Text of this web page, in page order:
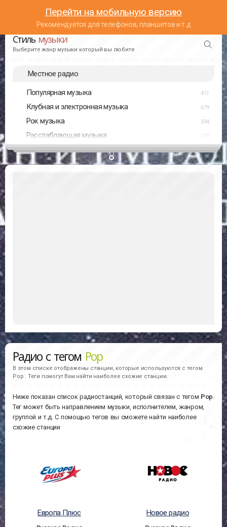
Перейти на мобильную версию
Рекомендуется для телефонов, планшетов и т.д
Стиль музыки
Выберите жанр музыки который вы любите
Местное радио
Популярная музыка 411
Клубная и электронная музыка 679
Рок музыка 334
Расслабляющая музыка
Радио с тегом Pop
В этом списке отображены станции, которые используются с тегом
Pop . Теги помогут Вам найти наиболее схожие станции.
Ниже показан список радиостанций, который связан с тегом Pop.
Тег может быть направлением музыки, исполнителем, жанром,
группой и т.д. С помощью тегов вы сможете найти наиболее
схожие станции
Европа Плюс
Новое радио